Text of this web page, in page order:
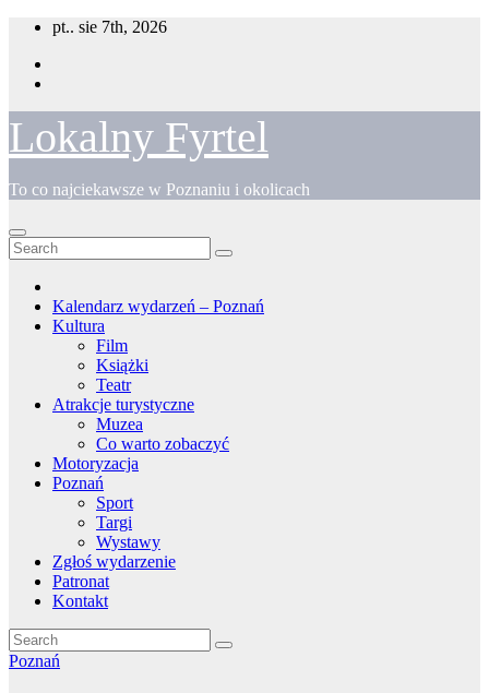
Skip
content
pt.. sie 7th, 2026
Lokalny Fyrtel
To co najciekawsze w Poznaniu i okolicach
Kalendarz wydarzeń – Poznań
Kultura
Film
Książki
Teatr
Atrakcje turystyczne
Muzea
Co warto zobaczyć
Motoryzacja
Poznań
Sport
Targi
Wystawy
Zgłoś wydarzenie
Patronat
Kontakt
Poznań